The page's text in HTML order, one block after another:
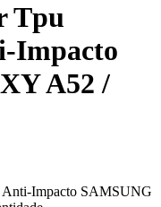
Tpu
Impacto
A52 /
Anti-Impacto SAMSUNG